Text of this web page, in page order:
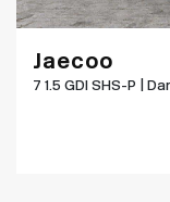
Jaecoo
7 1.5 GDI SHS-P |